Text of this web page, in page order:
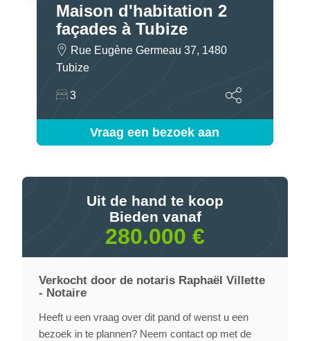
Maison d'habitation 2
façades à Tubize
Rue Eugène Germeau 37, 1480
Tubize
3
Vraag een bezoek aan
Uit de hand te koop
Bieden vanaf
280.000 €
Verkocht door de notaris Raphaël Villette
- Notaire
Heeft u een vraag over dit pand of wenst u een
bezoek in te plannen? Neem contact op met de